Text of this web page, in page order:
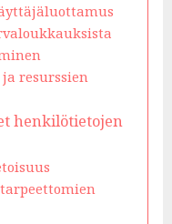
resurssien
henkilötietojen